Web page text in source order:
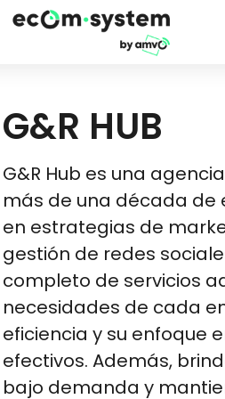
G&R HUB
G&R Hub es una
más de una década de
en estrategias de
gestión de redes
completo de servicios
necesidades de cada
eficiencia y su enfoque
efectivos. Además,
bajo demanda y